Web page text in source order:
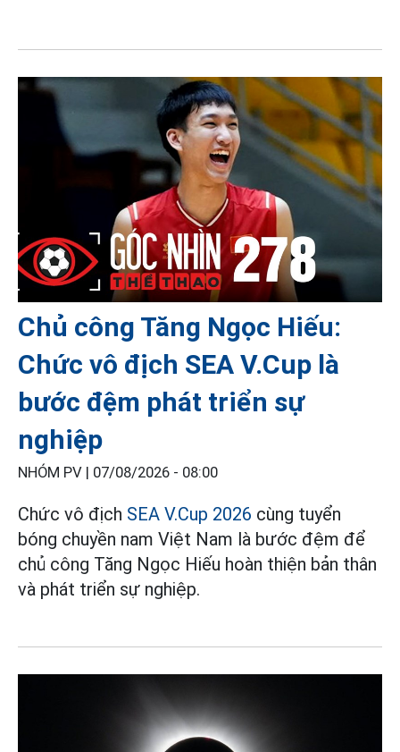
Chủ công Tăng Ngọc Hiếu:
Chức vô địch SEA V.Cup là
bước đệm phát triển sự
nghiệp
NHÓM PV | 07/08/2026 - 08:00
Chức vô địch SEA V.Cup 2026 cùng tuyển
bóng chuyền nam Việt Nam là bước đệm để
chủ công Tăng Ngọc Hiếu hoàn thiện bản thân
và phát triển sự nghiệp.